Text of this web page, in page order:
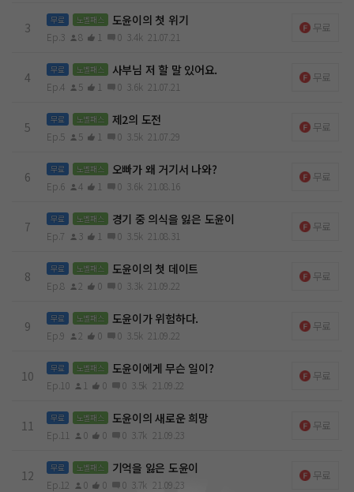
3
무료 노벨패스 도윤이의 첫 위기
Ep.3 8 1 0 3.4k 21.07.21
무료
4
무료 노벨패스 사부님 저 할 말 있어요.
Ep.4 5 1 0 3.6k 21.07.21
무료
5
무료 노벨패스 제2의 도전
Ep.5 5 1 0 3.5k 21.07.29
무료
6
무료 노벨패스 오빠가 왜 거기서 나와?
Ep.6 4 1 0 3.6k 21.08.16
무료
7
무료 노벨패스 경기 중 의식을 잃은 도윤이
Ep.7 3 1 0 3.5k 21.08.31
무료
8
무료 노벨패스 도윤이의 첫 데이트
Ep.8 2 0 0 3.3k 21.09.22
무료
9
무료 노벨패스 도윤이가 위험하다.
Ep.9 2 0 0 3.5k 21.09.22
무료
10
무료 노벨패스 도윤이에게 무슨 일이?
Ep.10 1 0 0 3.5k 21.09.22
무료
11
무료 노벨패스 도윤이의 새로운 희망
Ep.11 0 0 0 3.7k 21.09.23
무료
12
무료 노벨패스 기억을 잃은 도윤이
Ep.12 0 0 0 3.7k 21.09.23
무료